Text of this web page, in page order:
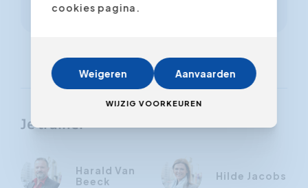
Je trainer
Harald Van
Beeck
Hilde Jacobs
cookies pagina.
Weigeren Aanvaarden
WIJZIG VOORKEUREN